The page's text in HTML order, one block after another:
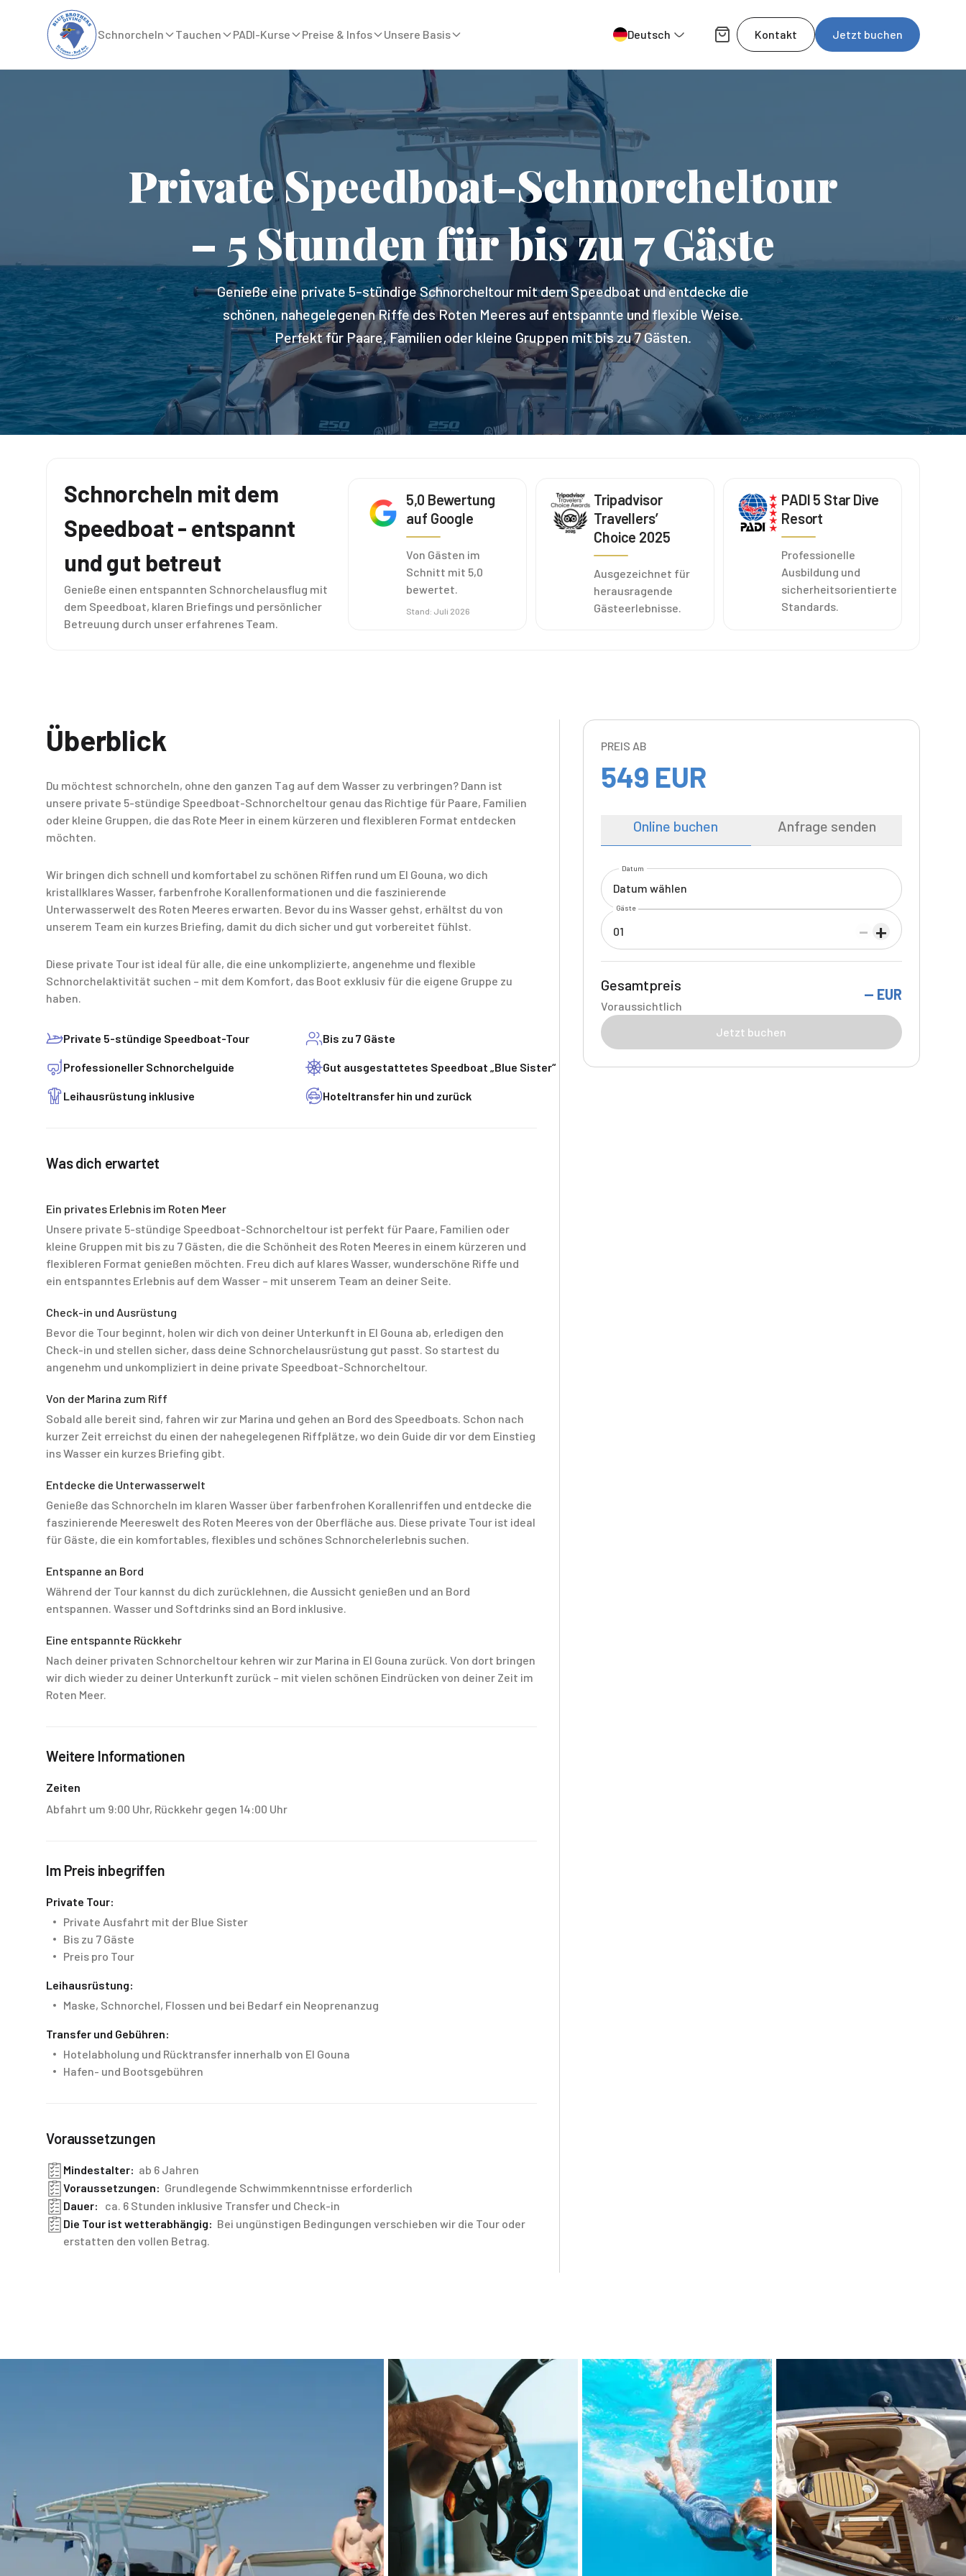
Schnorcheln Tauchen PADI-Kurse Preise & Infos Unsere Basis Deutsch Kontakt Jetzt buchen
Private Speedboat-Schnorcheltour
– 5 Stunden für bis zu 7 Gäste
Genieße eine private 5-stündige Schnorcheltour mit dem Speedboat und entdecke die
schönen, nahegelegenen Riffe des Roten Meeres auf entspannte und flexible Weise.
Perfekt für Paare, Familien oder kleine Gruppen mit bis zu 7 Gästen.
Schnorcheln mit dem
Speedboat - entspannt
und gut betreut
Genieße einen entspannten Schnorchelausflug mit
dem Speedboat, klaren Briefings und persönlicher
Betreuung durch unser erfahrenes Team.
5,0 Bewertung
auf Google
Von Gästen im
Schnitt mit 5,0
bewertet.
Stand: Juli 2026
Tripadvisor
Travellers’
Choice 2025
Ausgezeichnet für
herausragende
Gästeerlebnisse.
PADI 5 Star Dive
Resort
Professionelle
Ausbildung und
sicherheitsorientierte
Standards.
Überblick
Du möchtest schnorcheln, ohne den ganzen Tag auf dem Wasser zu verbringen? Dann ist
unsere private 5-stündige Speedboat-Schnorcheltour genau das Richtige für Paare, Familien
oder kleine Gruppen, die das Rote Meer in einem kürzeren und flexibleren Format entdecken
möchten.
Wir bringen dich schnell und komfortabel zu schönen Riffen rund um El Gouna, wo dich
kristallklares Wasser, farbenfrohe Korallenformationen und die faszinierende
Unterwasserwelt des Roten Meeres erwarten. Bevor du ins Wasser gehst, erhältst du von
unserem Team ein kurzes Briefing, damit du dich sicher und gut vorbereitet fühlst.
Diese private Tour ist ideal für alle, die eine unkomplizierte, angenehme und flexible
Schnorchelaktivität suchen – mit dem Komfort, das Boot exklusiv für die eigene Gruppe zu
haben.
Private 5-stündige Speedboat-Tour Bis zu 7 Gäste
Professioneller Schnorchelguide Gut ausgestattetes Speedboat „Blue Sister“
Leihausrüstung inklusive Hoteltransfer hin und zurück
Was dich erwartet
Ein privates Erlebnis im Roten Meer
Unsere private 5-stündige Speedboat-Schnorcheltour ist perfekt für Paare, Familien oder
kleine Gruppen mit bis zu 7 Gästen, die die Schönheit des Roten Meeres in einem kürzeren und
flexibleren Format genießen möchten. Freu dich auf klares Wasser, wunderschöne Riffe und
ein entspanntes Erlebnis auf dem Wasser – mit unserem Team an deiner Seite.
Check-in und Ausrüstung
Bevor die Tour beginnt, holen wir dich von deiner Unterkunft in El Gouna ab, erledigen den
Check-in und stellen sicher, dass deine Schnorchelausrüstung gut passt. So startest du
angenehm und unkompliziert in deine private Speedboat-Schnorcheltour.
Von der Marina zum Riff
Sobald alle bereit sind, fahren wir zur Marina und gehen an Bord des Speedboats. Schon nach
kurzer Zeit erreichst du einen der nahegelegenen Riffplätze, wo dein Guide dir vor dem Einstieg
ins Wasser ein kurzes Briefing gibt.
Entdecke die Unterwasserwelt
Genieße das Schnorcheln im klaren Wasser über farbenfrohen Korallenriffen und entdecke die
faszinierende Meereswelt des Roten Meeres von der Oberfläche aus. Diese private Tour ist ideal
für Gäste, die ein komfortables, flexibles und schönes Schnorchelerlebnis suchen.
Entspanne an Bord
Während der Tour kannst du dich zurücklehnen, die Aussicht genießen und an Bord
entspannen. Wasser und Softdrinks sind an Bord inklusive.
Eine entspannte Rückkehr
Nach deiner privaten Schnorcheltour kehren wir zur Marina in El Gouna zurück. Von dort bringen
wir dich wieder zu deiner Unterkunft zurück – mit vielen schönen Eindrücken von deiner Zeit im
Roten Meer.
Weitere Informationen
Zeiten
Abfahrt um 9:00 Uhr, Rückkehr gegen 14:00 Uhr
Im Preis inbegriffen
Private Tour:
Private Ausfahrt mit der Blue Sister
Bis zu 7 Gäste
Preis pro Tour
Leihausrüstung:
Maske, Schnorchel, Flossen und bei Bedarf ein Neoprenanzug
Transfer und Gebühren:
Hotelabholung und Rücktransfer innerhalb von El Gouna
Hafen- und Bootsgebühren
Voraussetzungen
Mindestalter: ab 6 Jahren
Voraussetzungen: Grundlegende Schwimmkenntnisse erforderlich
Dauer:
ca. 6 Stunden inklusive Transfer und Check-in
Die Tour ist wetterabhängig: Bei ungünstigen Bedingungen verschieben wir die Tour oder
erstatten den vollen Betrag.
PREIS AB
549 EUR
Online buchen Anfrage senden
Datum
Datum wählen
Gäste
01 - +
Gesamtpreis
Voraussichtlich
-- EUR
Jetzt buchen